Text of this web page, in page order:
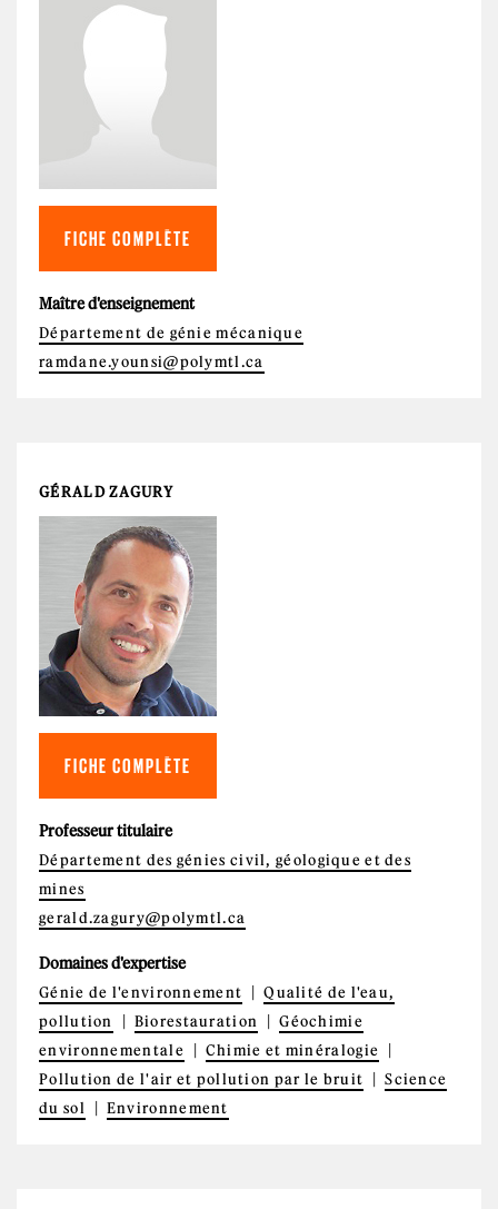
FICHE COMPLÈTE
Maître d'enseignement
Département de génie mécanique
ramdane.younsi@polymtl.ca
GÉRALD ZAGURY
FICHE COMPLÈTE
Professeur titulaire
Département des génies civil, géologique et des
mines
gerald.zagury@polymtl.ca
Domaines d'expertise
Génie de l'environnement
Qualité de l'eau,
pollution
Biorestauration
Géochimie
environnementale
Chimie et minéralogie
Pollution de l'air et pollution par le bruit
Science
du sol
Environnement